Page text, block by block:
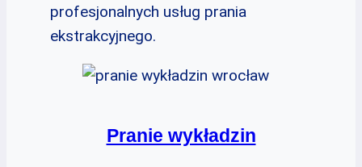
profesjonalnych usług prania
ekstrakcyjnego.
Pranie wykładzin